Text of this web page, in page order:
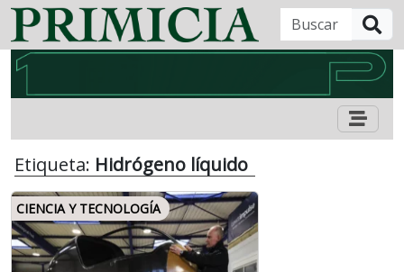
Etiqueta: Hidrógeno líquido
CIENCIA Y TECNOLOGÍA